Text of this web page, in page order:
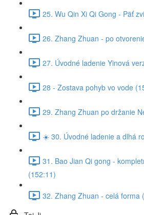
25. Wu Qin Xi Qi Gong - Päť
26. Zhang Zhuan - po
27. Úvodné ladenie Yinová
28 - Zostava pohyb vo vode
29. Zhang Zhuan po držanie
☀️ 30. Úvodné ladenie a dlhá
31. Bao Jian Qi gong -
(152:11)
32. Zhang Zhuan - celá forma